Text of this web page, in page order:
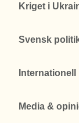
Kriget i
Svensk
Media &